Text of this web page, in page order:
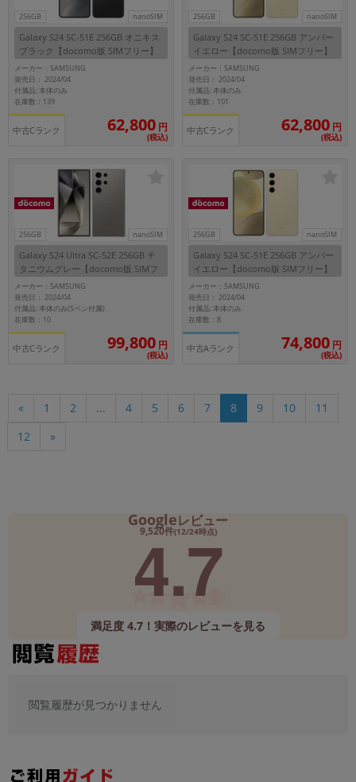
256GB nanoSIM
Galaxy S24 SC-51E 256GB オニキス
ブラック【docomo版 SIMフリー】
メーカー：SAMSUNG
発売日： 2024/04
付属品: 本体のみ
在庫数：139
中古Cランク 62,800 円
(税込)
256GB nanoSIM
Galaxy S24 SC-51E 256GB アンバー
イエロー【docomo版 SIMフリー】
メーカー：SAMSUNG
発売日： 2024/04
付属品: 本体のみ
在庫数：101
中古Cランク 62,800 円
(税込)
256GB nanoSIM
Galaxy S24 Ultra SC-52E 256GB チ
タニウムグレー【docomo版 SIMフ
リー】
メーカー：SAMSUNG
発売日： 2024/04
付属品: 本体のみ(Sペン付属)
在庫数：10
中古Cランク 99,800 円
(税込)
256GB nanoSIM
Galaxy S24 SC-51E 256GB アンバー
イエロー【docomo版 SIMフリー】
メーカー：SAMSUNG
発売日： 2024/04
付属品: 本体のみ
在庫数：8
中古Aランク 74,800 円
(税込)
« 1 2 ... 4 5 6 7 8 9 10
11
12
»
Googleレビュー
9,520件(12/24時点)
4.7
満足度 4.7！実際のレビューを見る
閲覧履歴が見つかりません